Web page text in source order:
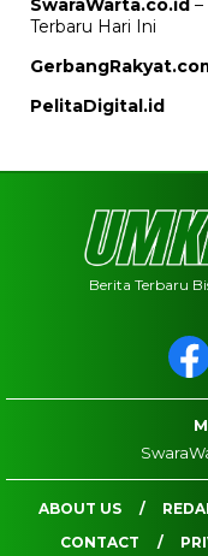
Terbaru Hari Ini
PelitaDigital.id
Berita Terbaru
ABOUT US
CONTACT